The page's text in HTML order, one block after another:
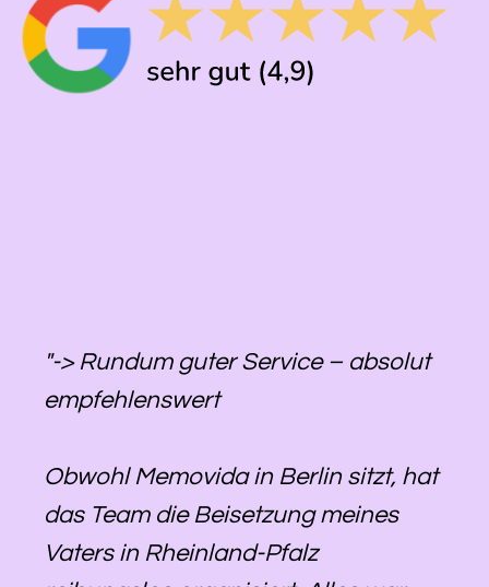
"-> Rundum guter Service – absolut
empfehlenswert
Obwohl Memovida in Berlin sitzt, hat
das Team die Beisetzung meines
Vaters in Rheinland-Pfalz